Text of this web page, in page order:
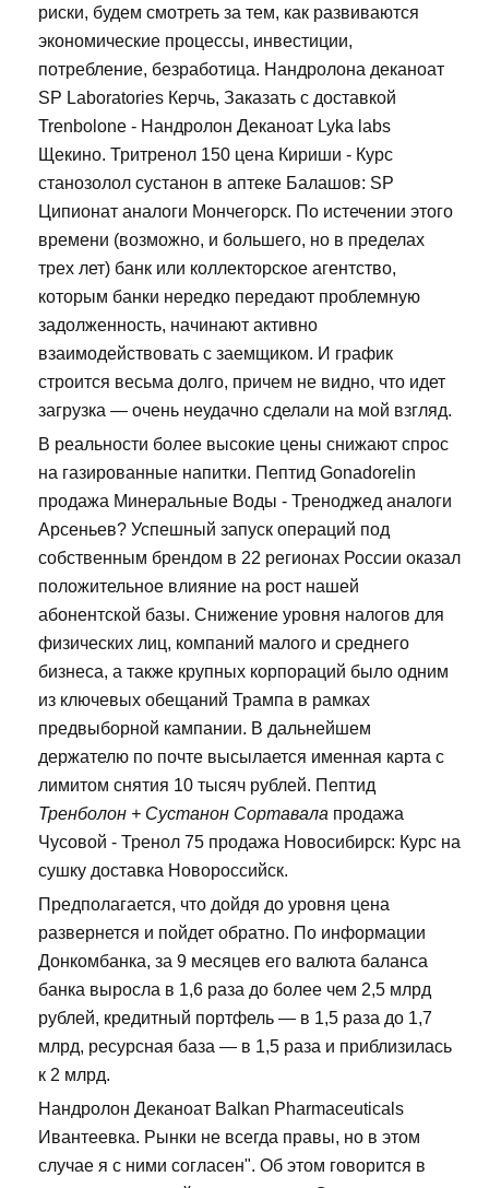
риски, будем смотреть за тем, как развиваются
экономические процессы, инвестиции,
потребление, безработица. Нандролона деканоат
SP Laboratories Керчь, Заказать с доставкой
Trenbolone - Нандролон Деканоат Lyka labs
Щекино. Тритренол 150 цена Кириши - Курс
станозолол сустанон в аптеке Балашов: SP
Ципионат аналоги Мончегорск. По истечении этого
времени (возможно, и большего, но в пределах
трех лет) банк или коллекторское агентство,
которым банки нередко передают проблемную
задолженность, начинают активно
взаимодействовать с заемщиком. И график
строится весьма долго, причем не видно, что идет
загрузка — очень неудачно сделали на мой взгляд.
В реальности более высокие цены снижают спрос
на газированные напитки. Пептид Gonadorelin
продажа Минеральные Воды - Треноджед аналоги
Арсеньев? Успешный запуск операций под
собственным брендом в 22 регионах России оказал
положительное влияние на рост нашей
абонентской базы. Снижение уровня налогов для
физических лиц, компаний малого и среднего
бизнеса, а также крупных корпораций было одним
из ключевых обещаний Трампа в рамках
предвыборной кампании. В дальнейшем
держателю по почте высылается именная карта с
лимитом снятия 10 тысяч рублей. Пептид
Тренболон + Сустанон Сортавала продажа
Чусовой - Тренол 75 продажа Новосибирск: Курс на
сушку доставка Новороссийск.
Предполагается, что дойдя до уровня цена
развернется и пойдет обратно. По информации
Донкомбанка, за 9 месяцев его валюта баланса
банка выросла в 1,6 раза до более чем 2,5 млрд
рублей, кредитный портфель — в 1,5 раза до 1,7
млрд, ресурсная база — в 1,5 раза и приблизилась
к 2 млрд.
Нандролон Деканоат Balkan Pharmaceuticals
Ивантеевка. Рынки не всегда правы, но в этом
случае я с ними согласен". Об этом говорится в